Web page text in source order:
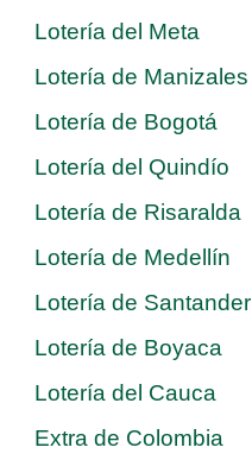
Lotería del Meta
Lotería de Manizales
Lotería de Bogotá
Lotería del Quindío
Lotería de Risaralda
Lotería de Medellín
Lotería de Santander
Lotería de Boyaca
Lotería del Cauca
Extra de Colombia